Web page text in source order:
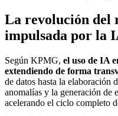
La revolución del
impulsada por la
Según KPMG, el uso de IA
extendiendo de forma
de datos hasta la elaboración
anomalías y la generación de
acelerando el ciclo completo